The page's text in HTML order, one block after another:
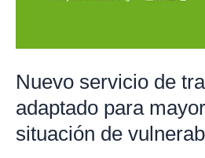
Nuevo servicio de
adaptado para
situación de